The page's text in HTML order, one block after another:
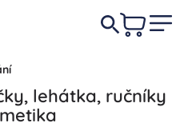
lehátka, ručníky